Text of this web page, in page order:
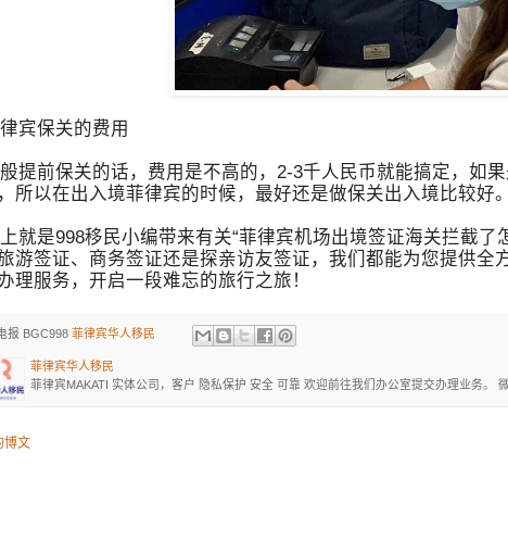
宾保关的费用
提前保关的话，费用是不高的，2-3千人民币就能搞定，如
所以在出入境菲律宾的时候，最好还是做保关出入境比较好。
就是998移民小编带来有关“菲律宾机场出境签证海关拦截了
游签证、商务签证还是探亲访友签证，我们都能为您提供
理服务，开启一段难忘的旅行之旅！
报 BGC998 菲律宾华人移民
菲律宾华人移民
菲律宾MAKATI 实体公司，客户 隐私保护 安全 可靠 欢迎前往我们办公室提交办理业务。
博文